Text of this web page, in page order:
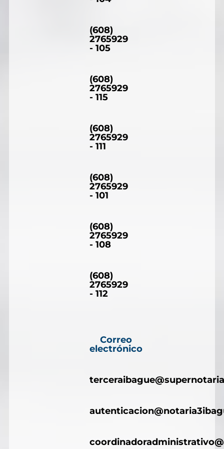
(608)
2765929
- 105
(608)
2765929
- 115
(608)
2765929
- 111
(608)
2765929
- 101
(608)
2765929
- 108
(608)
2765929
- 112
Correo
electrónico